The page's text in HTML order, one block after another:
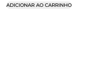
ADICIONAR AO CARRINHO